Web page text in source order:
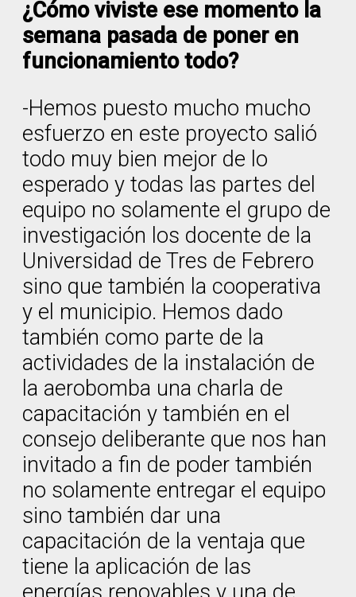
¿Cómo viviste ese momento la
semana pasada de poner en
funcionamiento todo?
-Hemos puesto mucho mucho
esfuerzo en este proyecto salió
todo muy bien mejor de lo
esperado y todas las partes del
equipo no solamente el grupo de
investigación los docente de la
Universidad de Tres de Febrero
sino que también la cooperativa
y el municipio. Hemos dado
también como parte de la
actividades de la instalación de
la aerobomba una charla de
capacitación y también en el
consejo deliberante que nos han
invitado a fin de poder también
no solamente entregar el equipo
sino también dar una
capacitación de la ventaja que
tiene la aplicación de las